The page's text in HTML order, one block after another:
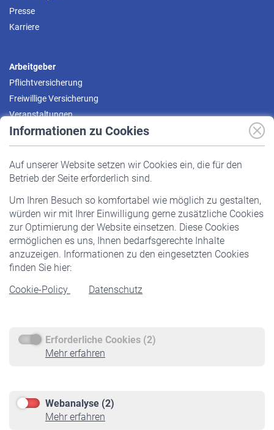
Informationen zu Cookies
Auf unserer Website setzen wir Cookies ein, die für den
Betrieb der Seite erforderlich sind.
Um Ihren Besuch so komfortabel wie möglich zu gestalten,
würden wir mit Ihrer Einwilligung gerne zusätzliche Cookies
zur Optimierung der Website einsetzen. Diese Cookies
ermöglichen es uns, Ihnen bedarfsgerechte Inhalte
anzuzeigen. Informationen zu den eingesetzten Cookies
finden Sie hier:
Cookie-Policy
Datenschutz
Erforderliche Cookies (2)
Mehr erfahren
Webanalyse (2)
Mehr erfahren
Presse
Karriere
Arbeitgeber
Pflichtversicherung
Freiwillige Versicherung
Veranstaltungen
Pflichtversicherung
Staatliche Förderung
Veranstaltungen
Rentner
Rentenbeginn
Rente beantragen
Service
Informationen
Online-Rechner
VBLnewsletter